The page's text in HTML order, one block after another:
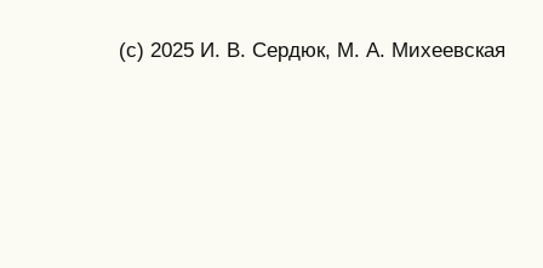
(c) 2025 И. В. Сердюк, М. А. Михеевская